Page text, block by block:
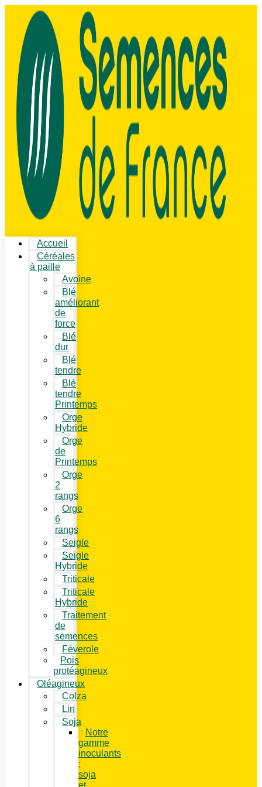
Accueil
Céréales
à paille
Avoine
Blé
améliorant
de
force
Blé
dur
Blé
tendre
Blé
tendre
Printemps
Orge
Hybride
Orge
de
Printemps
Orge
2
rangs
Orge
6
rangs
Seigle
Seigle
Hybride
Triticale
Triticale
Hybride
Traitement
de
semences
Féverole
Pois
protéagineux
Oléagineux
Colza
Lin
Soja
Notre
gamme
inoculants
:
soja
et